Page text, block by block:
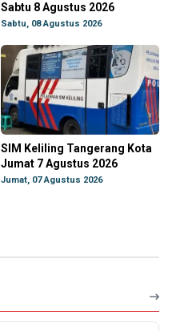
Sabtu 8 Agustus 2026
Sabtu, 08 Agustus 2026
SIM Keliling Tangerang Kota
Jumat 7 Agustus 2026
Jumat, 07 Agustus 2026